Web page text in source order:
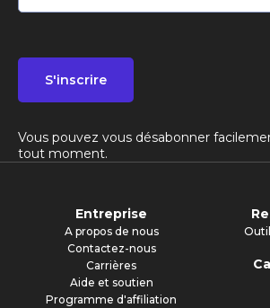
S'inscrire
Vous pouvez vous désabonner
tout moment.
Entreprise
A propos de nous
Contactez-nous
Carrières
Aide et soutien
Programme d'affiliation